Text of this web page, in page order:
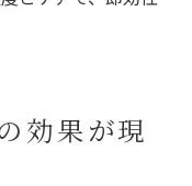
効果が現